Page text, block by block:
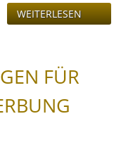
WEITERLESEN
FÜR